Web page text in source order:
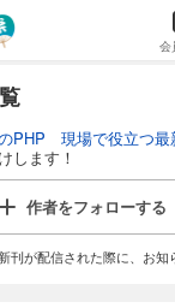
会
PHP 現場で役立つ最
します！
作者をフォローする
刊が配信された際に、お知